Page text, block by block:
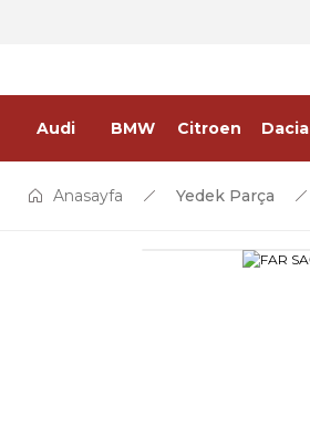
Audi BMW Citroen Dacia
Anasayfa Yedek Parça